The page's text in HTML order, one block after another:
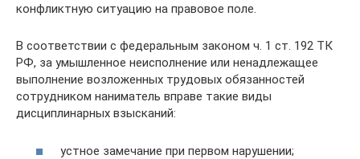
конфликтную ситуацию на правовое поле.
В соответствии с федеральным законом ч. 1 ст. 192 ТК
РФ, за умышленное неисполнение или ненадлежащее
выполнение возложенных трудовых обязанностей
сотрудником наниматель вправе такие виды
дисциплинарных взысканий:
устное замечание при первом нарушении;